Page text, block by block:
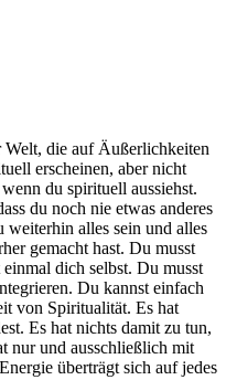
die auf Äußerlichkeiten
erscheinen, aber nicht
du spirituell aussiehst.
du noch nie etwas anderes
alles sein und alles
gemacht hast. Du musst
dich selbst. Du musst
Du kannst einfach
von Spiritualität. Es hat
Es hat nichts damit zu tun,
nur und ausschließlich mit
überträgt sich auf jedes